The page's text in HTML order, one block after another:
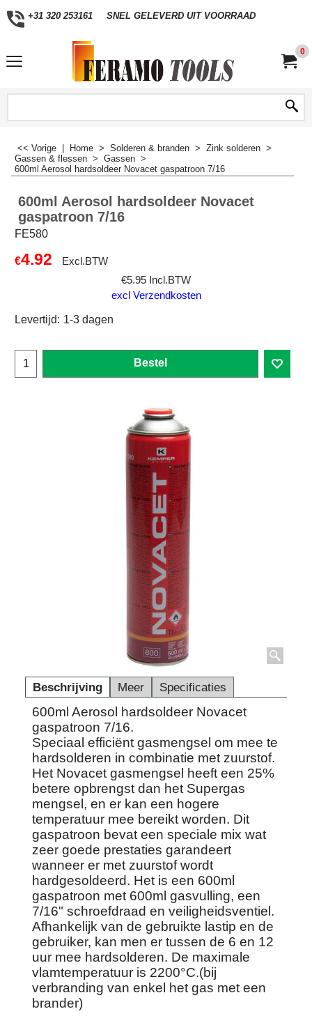
+31 320 253161 SNEL GELEVERD UIT VOORRAAD
0
<< Vorige Home > Solderen & branden > Zink solderen >
Gassen & flessen > Gassen >
600ml Aerosol hardsoldeer Novacet gaspatroon 7/16
600ml Aerosol hardsoldeer Novacet
gaspatroon 7/16
FE580
€4.92
Excl.BTW
€5.95 Incl.BTW
excl Verzendkosten
Levertijd: 1-3 dagen
Bestel
Beschrijving Meer Specificaties
600ml Aerosol hardsoldeer Novacet
gaspatroon 7/16.
Speciaal efficiënt gasmengsel om mee te
hardsolderen in combinatie met zuurstof.
Het Novacet gasmengsel heeft een 25%
betere opbrengst dan het Supergas
mengsel, en er kan een hogere
temperatuur mee bereikt worden. Dit
gaspatroon bevat een speciale mix wat
zeer goede prestaties garandeert
wanneer er met zuurstof wordt
hardgesoldeerd. Het is een 600ml
gaspatroon met 600ml gasvulling, een
7/16" schroefdraad en veiligheidsventiel.
Afhankelijk van de gebruikte lastip en de
gebruiker, kan men er tussen de 6 en 12
uur mee hardsolderen. De maximale
vlamtemperatuur is 2200°C.(bij
verbranding van enkel het gas met een
brander)